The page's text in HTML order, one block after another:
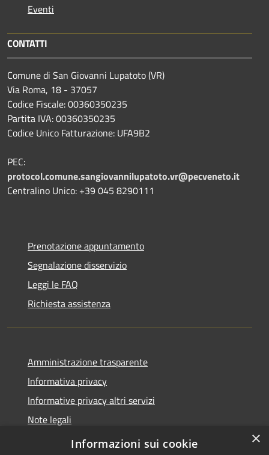
Eventi
CONTATTI
Comune di San Giovanni Lupatoto (VR)
Via Roma, 18 - 37057
Codice Fiscale: 00360350235
Partita IVA: 00360350235
Codice Unico Fatturazione: UFA9B2
PEC:
protocol.comune.sangiovannilupatoto.vr@pecveneto.it
Centralino Unico: +39 045 8290111
Prenotazione appuntamento
Segnalazione disservizio
Leggi le FAQ
Richiesta assistenza
Amministrazione trasparente
Informativa privacy
Informative privacy altri servizi
Note legali
Dichiarazione di accessibilità
×
Informazioni sui cookie